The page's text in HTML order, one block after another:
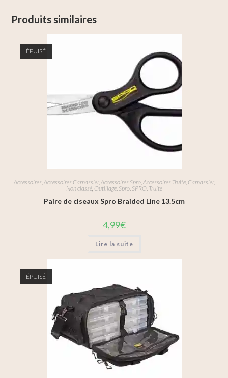
Produits similaires
ÉPUISÉ
Accessoires,Accessoires Carnassier,Accessoires Spro,Accessoires Truite, Carnassier,
Non classé, Outillage, Spro, SPRO, Truite
Paire de ciseaux Spro Braided Line 13.5cm
4,99€
Lire la suite
ÉPUISÉ